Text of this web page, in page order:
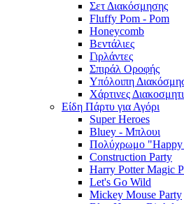
Σετ Διακόσμησης
Fluffy Pom - Pom
Honeycomb
Βεντάλιες
Γιρλάντες
Σπιράλ Οροφής
Υπόλοιπη
Χάρτινες
Είδη Πάρτυ για Αγόρι
Super Heroes
Bluey - Μπλουι
Πολύχρωμο
Construction Party
Harry Potter Magic
Let's Go Wild
Mickey Mouse Party